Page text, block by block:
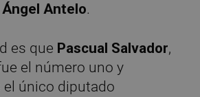
Antelo.
es que Pascual Salvador,
el número uno y
único diputado